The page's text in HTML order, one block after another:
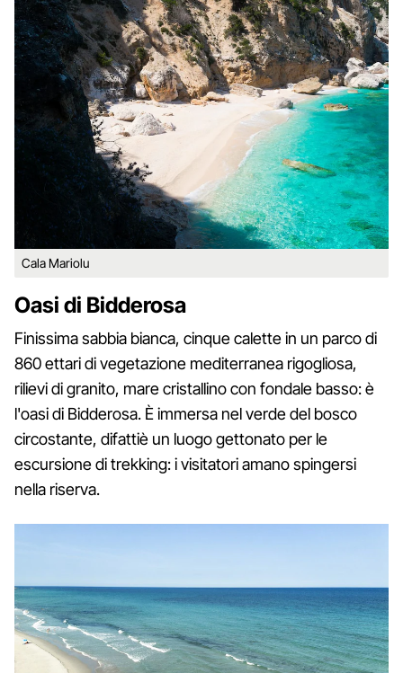
Cala Mariolu
Oasi di Bidderosa
Finissima sabbia bianca, cinque calette in un parco di
860 ettari di vegetazione mediterranea rigogliosa,
rilievi di granito, mare cristallino con fondale basso: è
l'oasi di Bidderosa. È immersa nel verde del bosco
circostante, difattiè un luogo gettonato per le
escursione di trekking: i visitatori amano spingersi
nella riserva.